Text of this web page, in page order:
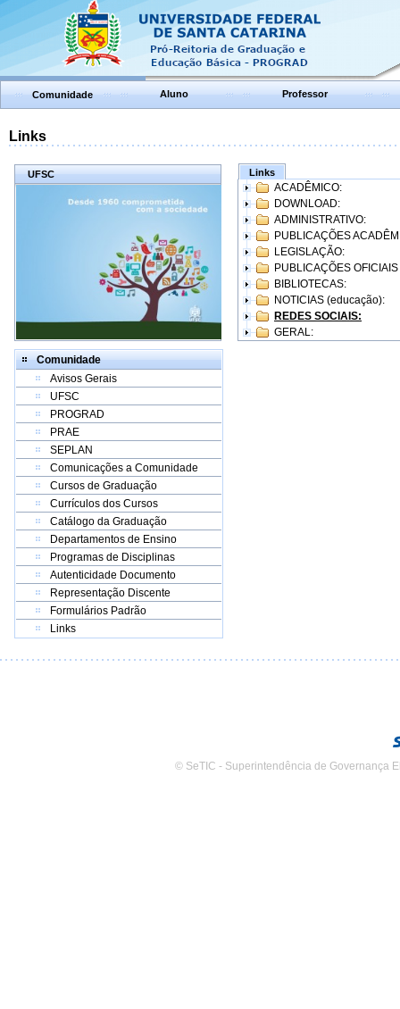
Comunidade Aluno Professor
Links
UFSC
Comunidade
Avisos Gerais
UFSC
PROGRAD
PRAE
SEPLAN
Comunicações a Comunidade
Cursos de Graduação
Currículos dos Cursos
Catálogo da Graduação
Departamentos de Ensino
Programas de Disciplinas
Autenticidade Documento
Representação Discente
Formulários Padrão
Links
Links
ACADÊMICO:
DOWNLOAD:
ADMINISTRATIVO:
PUBLICAÇÕES
LEGISLAÇÃO:
PUBLICAÇÕES
BIBLIOTECAS:
NOTICIAS (educação):
REDES SOCIAIS:
GERAL:
© SeTIC - Superintendência de Governança